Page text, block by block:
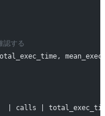
する
| calls |